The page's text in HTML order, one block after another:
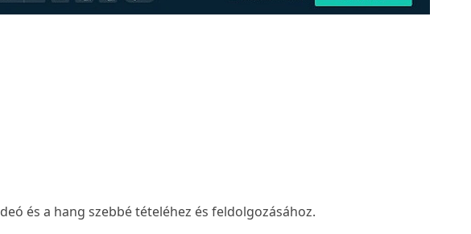
és a hang szebbé tételéhez és feldolgozásához.